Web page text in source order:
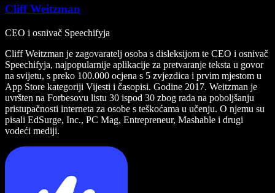
Cliff Weitzman
CEO i osnivač Speechifyja
Cliff Weitzman je zagovaratelj osoba s disleksijom te CEO i osnivač
Speechifyja, najpopularnije aplikacije za pretvaranje teksta u govor
na svijetu, s preko 100.000 ocjena s 5 zvjezdica i prvim mjestom u
App Store kategoriji Vijesti i časopisi. Godine 2017. Weitzman je
uvršten na Forbesovu listu 30 ispod 30 zbog rada na poboljšanju
pristupačnosti interneta za osobe s teškoćama u učenju. O njemu su
pisali EdSurge, Inc., PC Mag, Entrepreneur, Mashable i drugi
vodeći mediji.